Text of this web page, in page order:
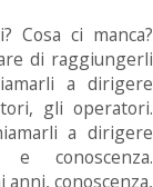
Cosa ci manca?
di raggiungerli
a dirigere
gli operatori.
a dirigere
e conoscenza.
conoscenza,